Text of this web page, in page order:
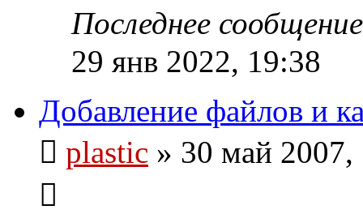
Последнее
29 янв 2022, 19:38
Добавление файлов и
plastic » 30 май 2007,